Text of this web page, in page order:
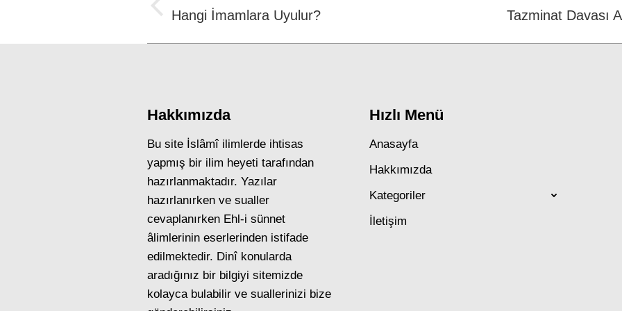
navigation
Previous
Hangi İmamlara Uyulur? Tazminat Davası
Hakkımızda
Bu site İslâmî ilimlerde ihtisas
yapmış bir ilim heyeti tarafından
hazırlanmaktadır. Yazılar
hazırlanırken ve sualler
cevaplanırken Ehl-i sünnet
âlimlerinin eserlerinden istifade
edilmektedir. Dinî konularda
aradığınız bir bilgiyi sitemizde
kolayca bulabilir ve suallerinizi bize
Hızlı Menü
Anasayfa
Hakkımızda
Kategoriler
İletişim